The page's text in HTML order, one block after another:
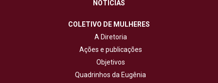
NOTÍCIAS
COLETIVO DE MULHERES
A Diretoria
Ações e publicações
Objetivos
Quadrinhos da Eugênia